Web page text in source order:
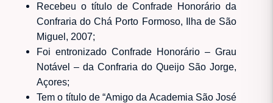
Recebeu o título de Confrade Honorário da
Confraria do Chá Porto Formoso, Ilha de São
Miguel, 2007;
Foi entronizado Confrade Honorário – Grau
Notável – da Confraria do Queijo São Jorge,
Açores;
Tem o título de “Amigo da Academia São José